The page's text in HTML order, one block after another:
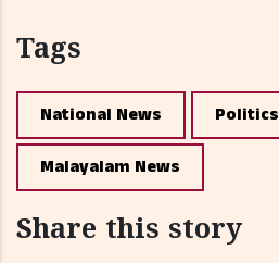
Tags
National News Politics
Malayalam News
Share this story